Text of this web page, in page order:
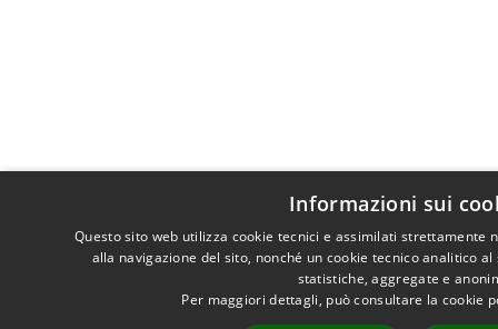
Informazioni sui
Questo sito web utilizza cookie tecnici e assimilati strettamente
alla navigazione del sito, nonché un cookie tecnico analitico
statistiche, aggregate e
Per maggiori dettagli, può consultare la cookie